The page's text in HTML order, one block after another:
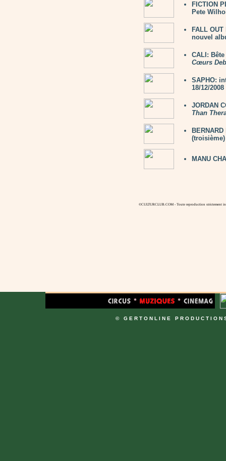
FICTION
Pete
FALL
nouvel
CALI:
Cœurs
SAPHO:
18/12/2008
JORDAN
Than
MANU
©CULTURCLUB.COM - Toute reproduction strictement
© GERTONLINE